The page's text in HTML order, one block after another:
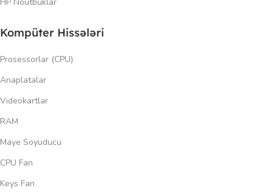
Kompüter Hissələri
Prosessorlar (CPU)
Anaplatalar
Videokartlar
RAM
Maye Soyuducu
CPU Fan
Keys Fan